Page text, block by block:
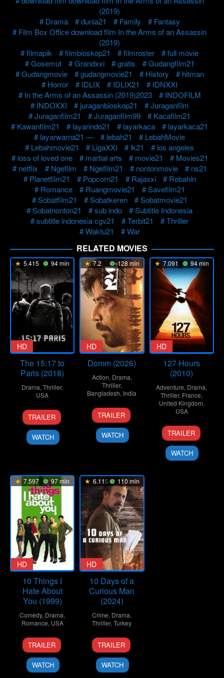
(2019)
Drama
dunia21 Family
Fantasy
Film Box Office download film In the Arms of an Assassin
(2019)
filmapik
filmbioskop21 filmroster
full movie
Gosemut
Grandxxi gratis
Gudangfilm21
Gudangmovie
gudangmovie21 History
hitman
Horror
IDLIX IDLIX21
IDNXXI
In the Arms of an Assassin (2019)2023
INDOFILM
INDOXXI
juraganbioskop21
Juraganfilm
Juraganfilm21
Juraganfilm99
Kacafilm21
Kawanfilm21
layarindo21 layarkaca
layarkaca21
layarwarna21 —
lebah21
LebahMovie
Lebahmovie21
LigaXXI lk21
los angeles
loss of loved one
martial arts movie21
Movies21
netflix
Ngefilm Ngefilm21 nontonmovie
ns21
Planetfilm21
Popcorn21 Rajaxxi
Rebahin
Romance
Ruangmovie21
Savefilm21
Sobatfilm21
Sobatkeren
Sobatmovie21
Sobatnonton21
sub indo
Subtitle Indonesia
subtitle indonesia cgv21
Terbit21
Thriller
Waktu21
War
RELATED MOVIES
5.415 94 min
HD
The 15:17 to
Paris (2018)
Drama,Thriller,
USA
7
Feb
2018
Clint
Eastwood
TRAILER
WATCH
7.2 128 min
HD
Domm (2026)
Action, Drama,
Thriller,
Bangladesh, India
21
Mar
2026
Redoan
Rony
TRAILER
WATCH
7.091 94 min
HD
127 Hours
(2010)
Adventure, Drama,
Thriller, France,
United Kingdom,
USA
12
Nov
2010
Danny
Boyle
TRAILER
WATCH
7.597 97 min
HD
10 Things I
Hate About
You (1999)
Comedy, Drama,
Romance, USA
30
Mar
1999
Gil
Junger
TRAILER
WATCH
6.115 110 min
HD
10 Days of a
Curious Man
(2024)
Crime, Drama,
Thriller,Turkey
6
Nov
2024
Uluç
Bayraktar
TRAILER
WATCH